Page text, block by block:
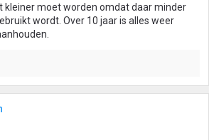
kleiner moet worden omdat daar minder
wordt. Over 10 jaar is alles weer